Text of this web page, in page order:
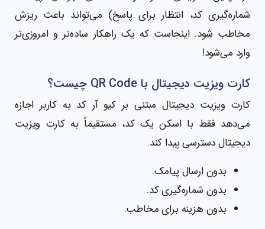
شماره‌گیری کد، انتظار برای پاسخ) می‌تواند باعث ریزش
مخاطب شود. اینجاست که یک راهکار ساده‌تر و امروزی‌تر
وارد می‌شود!
کارت ویزیت دیجیتال با QR Code چیست؟
کارت ویزیت دیجیتال مبتنی بر کیو آر کد به کاربر اجازه
می‌دهد فقط با اسکن یک کد، مستقیماً به کارت ویزیت
دیجیتال دسترسی پیدا کند.
بدون ارسال پیامک.
بدون شماره‌گیری کد.
بدون هزینه برای مخاطب.